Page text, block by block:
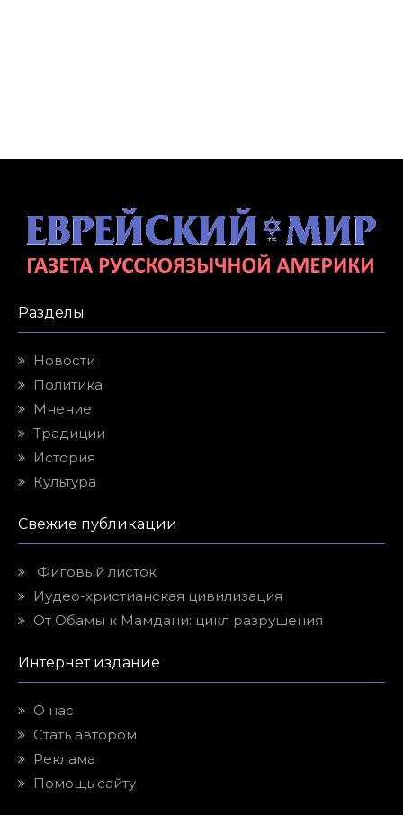
Разделы
Новости
Политика
Мнение
Традиции
История
Культура
Свежие публикации
Фиговый листок
Иудео-христианская цивилизация
От Обамы к Мамдани: цикл разрушения
Интернет издание
О нас
Стать автором
Реклама
Помощь сайту